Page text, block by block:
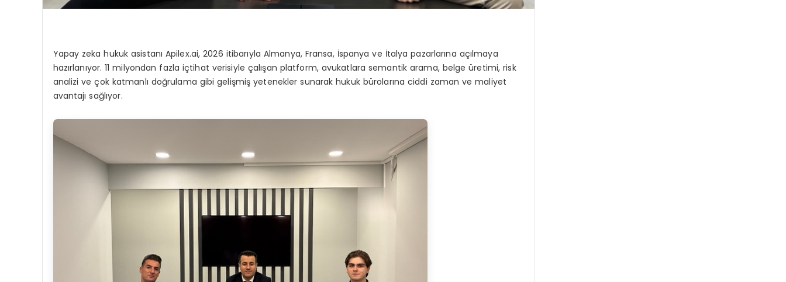
Yapay zeka hukuk asistanı Apilex.ai, 2026 itibarıyla Almanya, Fransa, İspanya ve İtalya pazarlarına açılmaya
hazırlanıyor. 11 milyondan fazla içtihat verisiyle çalışan platform, avukatlara semantik arama, belge üretimi, risk
analizi ve çok katmanlı doğrulama gibi gelişmiş yetenekler sunarak hukuk bürolarına ciddi zaman ve maliyet
avantajı sağlıyor.